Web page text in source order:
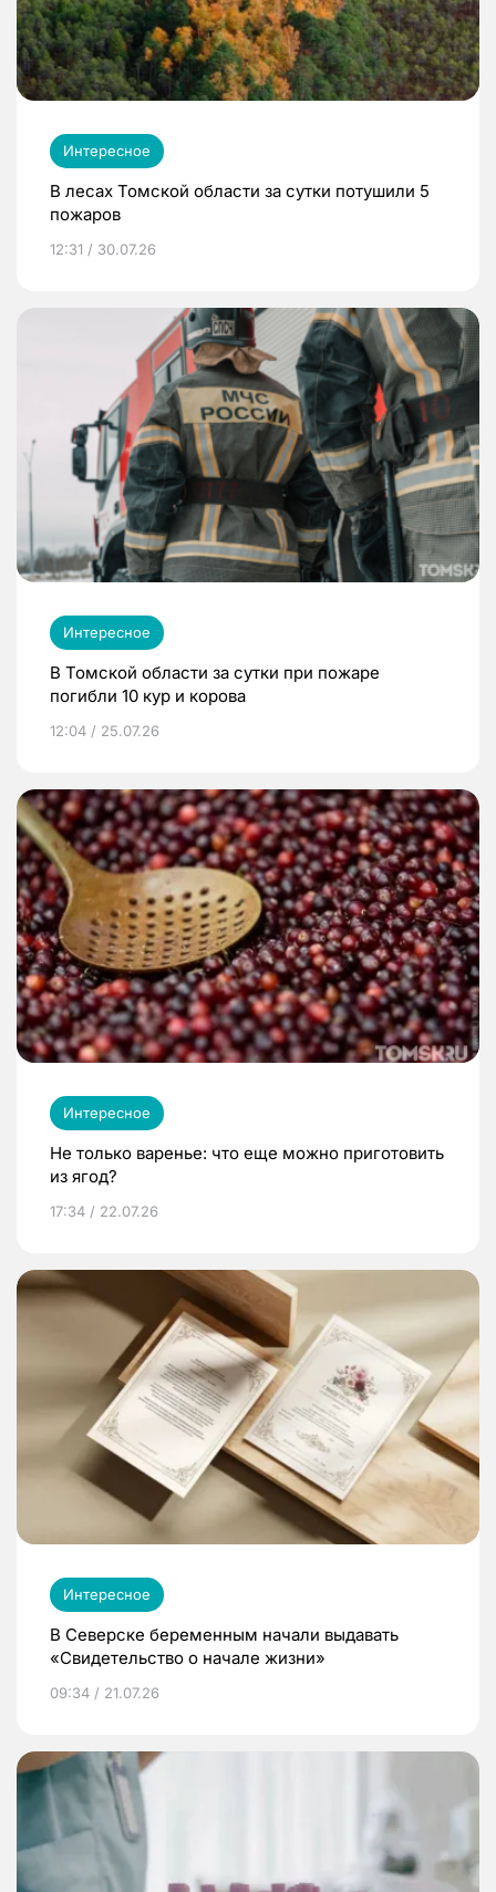
Интересное
В лесах Томской области за сутки потушили 5
пожаров
12:31 / 30.07.26
Интересное
В Томской области за сутки при пожаре
погибли 10 кур и корова
12:04 / 25.07.26
Интересное
Не только варенье: что еще можно приготовить
из ягод?
17:34 / 22.07.26
Интересное
В Северске беременным начали выдавать
«Свидетельство о начале жизни»
09:34 / 21.07.26